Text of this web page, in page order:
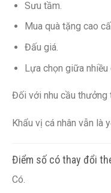
Sưu tầm.
Mua quà tặng cao
Đấu giá.
Lựa chọn giữa nhiều
Đối với nhu cầu thưởng
Khẩu vị cá nhân vẫn là
Điểm số có thay đổi
Có.